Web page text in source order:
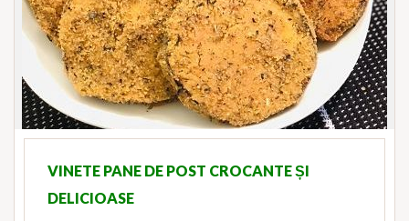
VINETE PANE DE POST CROCANTE ȘI
DELICIOASE